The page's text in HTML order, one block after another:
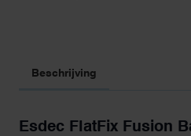
Beschrijving
Esdec FlatFix Fusion